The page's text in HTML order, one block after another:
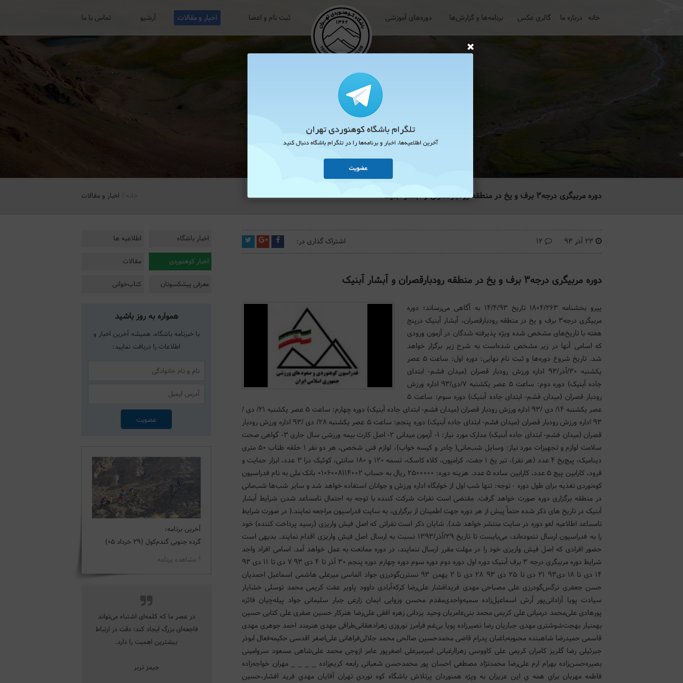
خانه درباره ما گالری عکس برنامه‌ها و گزارش‌ها دوره‌های آموزشی ثبت نام و اعضا اخبار و مقالات آرشیو تماس با ما
دوره مربیگری درجه‌۳ برف و یخ در منطقه رودبارقصران و آبشار آبنیک اخبار و مقالات
اخبار باشگاه اطلاعیه ها
اخبار کوهنوردی مقالات
معرفی پیشکسوتان کتاب‌خوانی
همواره به روز باشید
با خبرنامه باشگاه، همیشه آخرین اخبار و
اطلاعات را دریافت نمایید:
آخرین برنامه:
گرده جنوبی گندم‌کول (29 خرداد 05)
مشاهده برنامه
در عصر ما که کلمه‌ای اشتباه می‌تواند
فاجعه‌ای بزرگ ایجاد کند؛ دقت در ارتباط
بیشترین اهمیت را دارد.
جیمز تربر
23 آذر 93 اشتراک گذاری در:
دوره مربیگری درجه‌۳ برف و یخ در منطقه رودبارقصران و آبشار آبنیک
پیرو بخشنامه ۱۸۰۴/۲۶۳ تاریخ ۱۴/۴/۹۳ به آگاهی می‌رساند؛ دوره
مربیگری درجه‌۳ برف و یخ در منطقه رودبارقصران، آبشار آبنیک درپنج
هفته با تاریخ‌های مشخص شده ویژه پذیرفته شدگان در آزمون ورودی
که اسامی آنها در زیر مشخص شده‌است به شرح زیر برگزار خواهد
شد. تاریخ شروع دوره‌ها و ثبت نام نهایی: دوره اول: ساعت ۵ عصر
یکشنبه ۳۰/آذر/۹۳ اداره ورزش رودبار قصران (میدان فشم- ابتدای
جاده آبنیک) دوره دوم: ساعت ۵ عصر یکشنبه ۷/دی/۹۳ اداره ورزش
رودبار قصران (میدان فشم- ابتدای جاده آبنیک) دوره سوم: ساعت ۵
عصر یکشنبه ۱۴/ دی /۹۳ اداره ورزش رودبار قصران (میدان فشم- ابتدای جاده آبنیک) دوره چهارم: ساعت ۵ عصر یکشنبه ۲۱/ دی /
۹۳ اداره ورزش رودبار قصران (میدان فشم- ابتدای جاده آبنیک) دوره پنجم: ساعت ۵ عصر یکشنبه ۲۸/ دی /۹۳ اداره ورزش رودبار
قصران (میدان فشم- ابتدای جاده آبنیک) مدارک مورد نیاز: ۱- آزمون میدانی ۲- اصل کارت بیمه ورزشی سال جاری ۳- گواهی صحت
سلامت لوازم و تجهیزات مورد نیاز: وسایل شب‌مانی( چادر و کیسه ‌خواب)، لوازم فنی شخصی، هر دو نفر ۱ حلقه طناب ۵۰ متری
دینامیک، پیچ‌یخ ۴ عدد (هر نفر)، تبر یخ ۱ جفت، کرامپون، کلاه کاسک، تسمه ۱۲۰ و ۱۸۰ سانتی، کوئیک درا ۳ عدد، ابزار حمایت و
فرود، کارابین پیچ ۵ عدد، کارابین ساده ۵ عدد. هزینه دوره: ۲۵۰۰۰۰۰ ریال به حساب ۰۱۰۶۰۰۸۱۱۴۰۰۲ بانک ملی به نام فدراسیون
کوه‌نوردی تغذیه برای طول دوره - توجه: تنها شب اول از خوابگاه اداره ورزش و جوانان استفاده خواهد شد و سایر شب‌ها شب‌مانی
در منطقه برگزاری دوره صورت خواهد گرفت. مقتضی است نفرات شرکت کننده با توجه به احتمال نامساعد شدن شرایط آبشار
آبنیک در تاریخ های ذکر شده حتماً پیش از هر دوره جهت اطمینان از برگزاری، به سایت فدراسیون مراجعه نمایند.( در صورت شرایط
نامساعد اطلاعیه لغو دوره در سایت منتشر خواهد شد). شایان ذکر است نفراتی که اصل فیش واریزی (رسید پرداخت کننده) خود
را به فدراسیون ارسال ننموده‌اند، می‌بایست تا تاریخ ۲۹/آذر/۱۳۹۳ نسبت به ارسال اصل فیش واریزی اقدام نمایند. بدیهی است
حضور افرادی که اصل فیش واریزی خود را در مهلت مقرر ارسال ننمایند، در دوره ممانعت به عمل خواهد آمد. اسامی افراد واجد
شرایط دوره مربیگری درجه ۳ برف آبنیک دوره اول دوره دوم دوره سوم دوره چهارم دوره پنجم ۳۰ آذر تا ۴ دی ۹۳ ۷ دی تا ۱۱ دی ۹۳
۱۴ دی تا ۱۸ دی۹۳ ۲۱ دی تا ۲۵ دی ۹۳ ۲۸ دی تا ۲ یهمن ۹۳ نسترن‌گودرزی جواد الماسی میرعلی هاشمی اسماعیل احمدیان
حسن جعفری نرگس‌گودرزی علی مصباحی مهدی فریدافشار علی‌رضا کرکه‌آبادی داوود پاویر عفت کریمی محمد توسلی خشایار
سیادت پویا آزادانی‌پور آرش اسماعیل‌زاده سمیه‌واحدی‌مقدم محسن وزوایی ایمان زارعی جبار سلیمانی جواد پیله‌چیان فائزه
پورهادی علی‌محمد درمیانی علی کریمی محمد بنی‌عامریان وحید یزدانی زهره افقی علی‌رضا هنرکار حسین صفری علی کتابی حسین
بهمنیار بهجت‌شوشتری مهدی جباریان رضا نصیرزاده پویا بی‌غم فرامرز نوروزی زهرا‌دهقانی‌طراقی مهدی هنرمند احمد جوهری مهدی
قاسمی حمیدرضا شاهبنده محبوبه‌باغبان پدرام قاضی محمدحسین صالحی محمد جلالی‌فراهانی علی‌اصغر اقدسی حکیمه‌فعال ابوذر
جبرئیلی رضا گلریز کامران کریمی علی کاووسی زهرا‌ارغیانی امیرمیرعلی اصغرپور عامر ازوجی محمد علی‌شاهی مسعود سروامینی
بصیره‌حسن‌زاده بهرام ارم علی‌رضا محمدنژاد مصطفی احسان پور محمدحسن شعبانی رابعه کریم‌زاده _ _ _ _ مهران خواجه‌زاده
فاطمه مهربان براي همه ي اين عزيزان به وپژه همنوردان پرتلاش باشگاه كوه نوردي تهران آقايان مهدي فريد افشار،حسين